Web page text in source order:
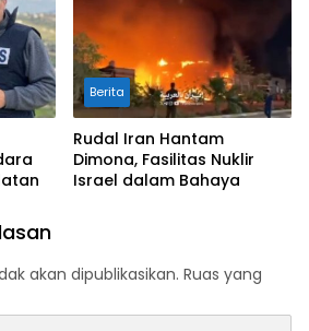
Berita
Rudal Iran Hantam
Dimona, Fasilitas Nuklir
Israel dalam Bahaya
akan dipublikasikan. Ruas yang